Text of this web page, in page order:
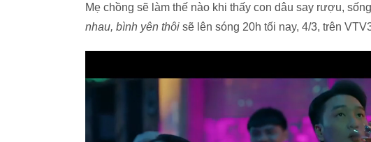
Mẹ chồng sẽ làm thế nào khi thấy con dâu say rượu,
nhau, bình yên thôi sẽ lên sóng 20h tối nay, 4/3, trên